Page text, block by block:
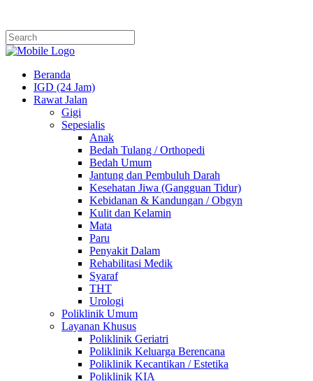
Beranda
IGD (24 Jam)
Rawat Jalan
Gigi
Sepesialis
Anak
Bedah Tulang / Orthopedi
Bedah Umum
Jantung dan Pembuluh Darah
Kesehatan Jiwa (Gangguan Tidur)
Kebidanan & Kandungan / Obgyn
Kulit dan Kelamin
Mata
Paru
Penyakit Dalam
Rehabilitasi Medik
Syaraf
THT
Urologi
Poliklinik Umum
Layanan Khusus
Poliklinik Geriatri
Poliklinik Keluarga Berencana
Poliklinik Kecantikan / Estetika
Poliklinik KIA